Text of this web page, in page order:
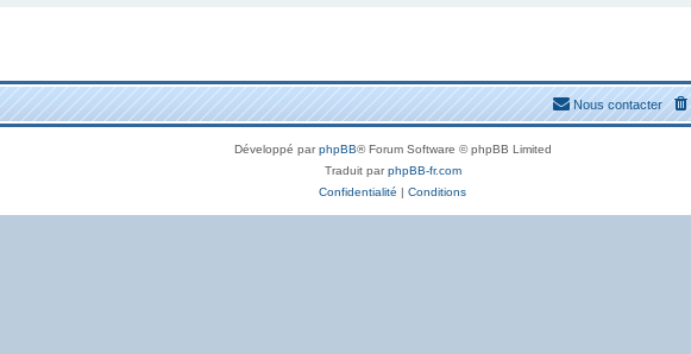
Nous contacter
Développé parphpBB® Forum Software © phpBB Limited
Traduit parphpBB-fr.com
Confidentialité | Conditions